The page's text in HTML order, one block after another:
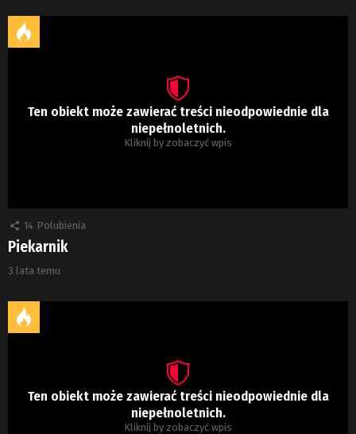
Ten obiekt może zawierać treści nieodpowiednie dla
niepełnoletnich.
Kliknij by zobaczyć wpis
14 Polubienia
Piekarnik
3 lata temu
Ten obiekt może zawierać treści nieodpowiednie dla
niepełnoletnich.
Kliknij by zobaczyć wpis